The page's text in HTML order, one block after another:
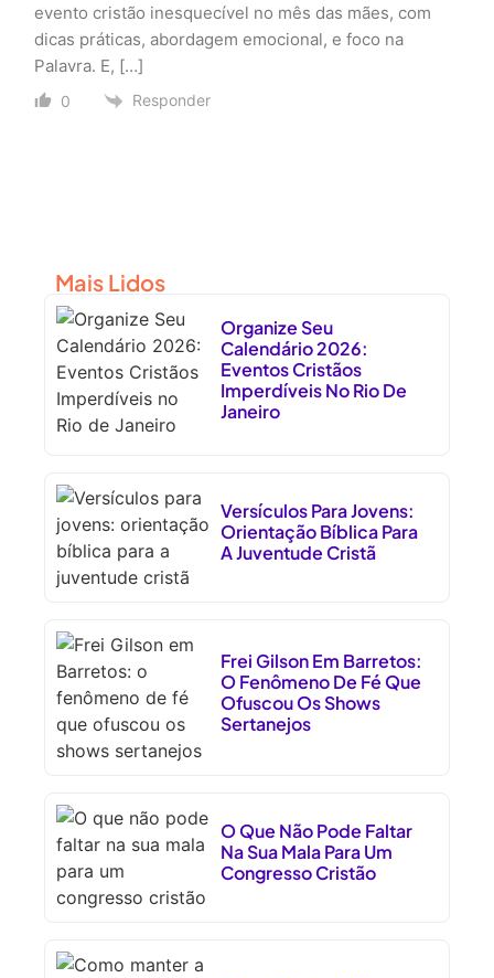
evento cristão inesquecível no mês das mães, com
dicas práticas, abordagem emocional, e foco na
Palavra. E, […]
0 Responder
Mais Lidos
Organize Seu
Calendário 2026:
Eventos Cristãos
Imperdíveis No Rio De
Janeiro
Versículos Para Jovens:
Orientação Bíblica Para
A Juventude Cristã
Frei Gilson Em Barretos:
O Fenômeno De Fé Que
Ofuscou Os Shows
Sertanejos
O Que Não Pode Faltar
Na Sua Mala Para Um
Congresso Cristão